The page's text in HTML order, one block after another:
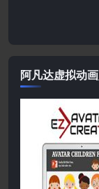
阿凡达虚拟动